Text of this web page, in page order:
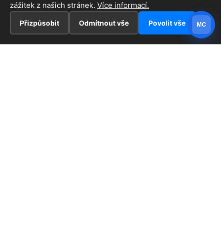
zážitek z našich stránek. Více informací.
Přizpůsobit Odmítnout vše Povolit vše MC